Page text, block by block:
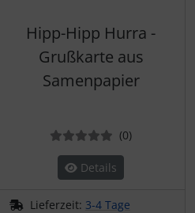
Hipp-Hipp Hurra -
Grußkarte aus
Samenpapier
(0)
Details
Lieferzeit: 3-4 Tage